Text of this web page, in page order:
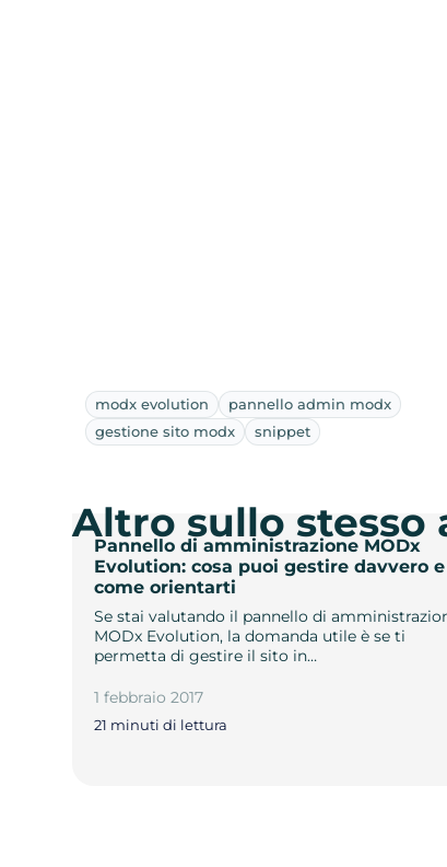
modx evolution
pannello admin modx
gestione sito modx
snippet
Pannello di amministrazione MODx
Evolution: cosa puoi gestire davvero e
come orientarti
Se stai valutando il pannello di
MODx Evolution, la domanda utile è se ti
permetta di gestire il sito in…
1 febbraio 2017
21 minuti di lettura
Altro sullo stesso